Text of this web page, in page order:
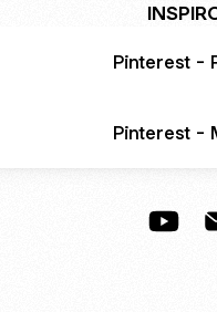
Pinterest -
Pinterest -